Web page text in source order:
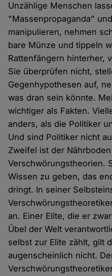
Unzählige Menschen
"Massenpropaganda"
manipulieren, nehmen
bare Münze und tippeln
Rattenfängern hinterher,
Sie überprüfen nicht,
Gegenhypothesen auf,
was dran sein könnte.
wichtiger als Fakten.
anders, als die Politiker
Und sind Politiker nicht
Zweifel ist der
Verschwörungstheorien.
Wissen zu geben, das
dringt. In seiner
an. Einer Elite, die er
Übel der Welt
selbst zur Elite zählt, gilt
augenscheinlich nicht.